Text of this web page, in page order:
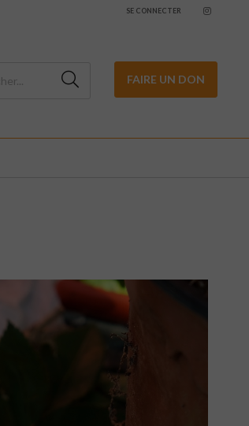
SE CONNECTER
FAIRE UN DON